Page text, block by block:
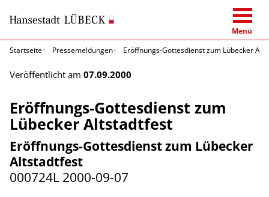
Menü
Startseite
Pressemeldungen Eröffnungs-Gottesdienst zum Lübecker
Veröffentlicht am 07.09.2000
Eröffnungs-Gottesdienst zum
Lübecker Altstadtfest
Eröffnungs-Gottesdienst zum Lübecker
Altstadtfest
000724L 2000-09-07